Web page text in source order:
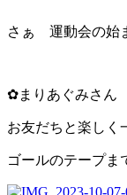
さぁ 運動会の始
✿まりあぐみさん
お友だちと楽しく
ゴールのテープま